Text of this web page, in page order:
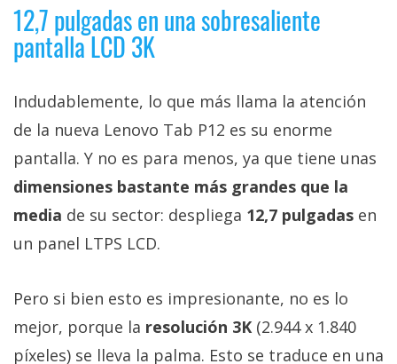
12,7 pulgadas en una sobresaliente
pantalla LCD 3K
Indudablemente, lo que más llama la atención
de la nueva Lenovo Tab P12 es su enorme
pantalla. Y no es para menos, ya que tiene unas
dimensiones bastante más grandes que la
media de su sector: despliega 12,7 pulgadas en
un panel LTPS LCD.
Pero si bien esto es impresionante, no es lo
mejor, porque la resolución 3K (2.944 x 1.840
píxeles) se lleva la palma. Esto se traduce en una